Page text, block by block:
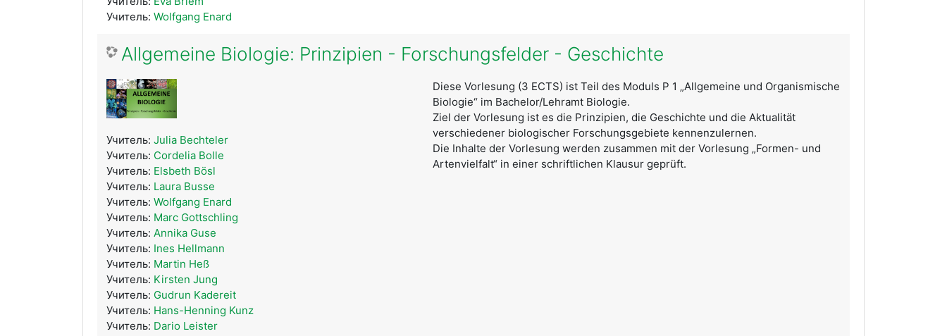
Учитель: Wolfgang Enard
Allgemeine Biologie: Prinzipien - Forschungsfelder - Geschichte
Diese Vorlesung (3 ECTS) ist Teil des Moduls P 1 „Allgemeine und Organismische
Biologie“ im Bachelor/Lehramt Biologie.
Ziel der Vorlesung ist es die Prinzipien, die Geschichte und die Aktualität
verschiedener biologischer Forschungsgebiete kennenzulernen.
Die Inhalte der Vorlesung werden zusammen mit der Vorlesung „Formen- und
Artenvielfalt“ in einer schriftlichen Klausur geprüft.
Учитель: Julia Bechteler
Учитель: Cordelia Bolle
Учитель: Elsbeth Bösl
Учитель: Laura Busse
Учитель: Wolfgang Enard
Учитель: Marc Gottschling
Учитель: Annika Guse
Учитель: Ines Hellmann
Учитель: Martin Heß
Учитель: Kirsten Jung
Учитель: Gudrun Kadereit
Учитель: Hans-Henning Kunz
Учитель: Dario Leister